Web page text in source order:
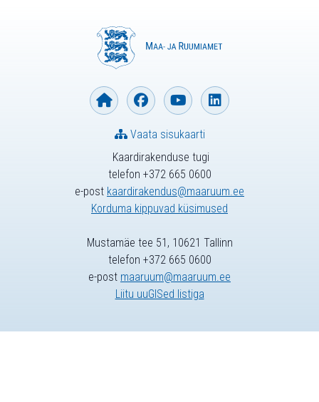
Kaardirakenduse tugi
telefon +372 665 0600
e-post kaardirakendus@maaruum.ee
Korduma kippuvad küsimused
Vaata sisukaarti
Mustamäe tee 51, 10621 Tallinn
telefon +372 665 0600
e-post maaruum@maaruum.ee
Liitu uuGISed listiga